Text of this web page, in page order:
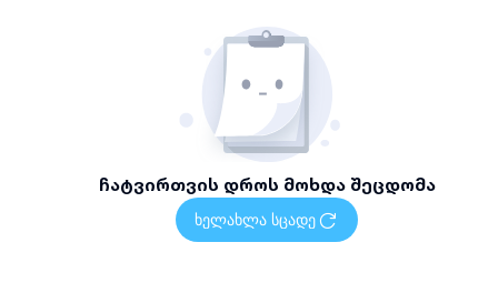
ჩატვირთვის დროს მოხდა შეცდომა
ხელახლა სცადე